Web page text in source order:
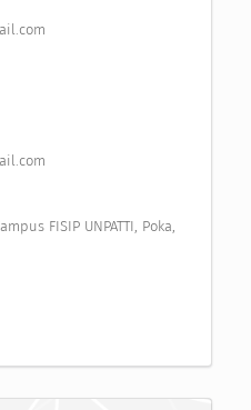
FISIP UNPATTI, Poka,